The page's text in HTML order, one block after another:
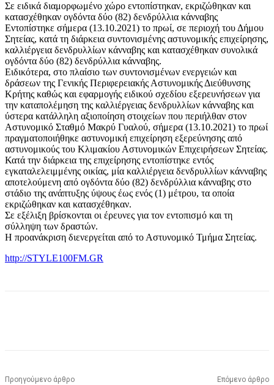
Σε ειδικά διαμορφωμένο χώρο εντοπίστηκαν, εκριζώθηκαν και
κατασχέθηκαν ογδόντα δύο (82) δενδρύλλια κάνναβης
Εντοπίστηκε σήμερα (13.10.2021) το πρωί, σε περιοχή του Δήμου
Σητείας, κατά τη διάρκεια συντονισμένης αστυνομικής επιχείρησης,
καλλιέργεια δενδρυλλίων κάνναβης και κατασχέθηκαν συνολικά
ογδόντα δύο (82) δενδρύλλια κάνναβης.
Ειδικότερα, στο πλαίσιο των συντονισμένων ενεργειών και
δράσεων της Γενικής Περιφερειακής Αστυνομικής Διεύθυνσης
Κρήτης καθώς και εφαρμογής ειδικού σχεδίου εξερευνήσεων για
την καταπολέμηση της καλλιέργειας δενδρυλλίων κάνναβης και
ύστερα κατάλληλη αξιοποίηση στοιχείων που περιήλθαν στον
Αστυνομικό Σταθμό Μακρύ Γυαλού, σήμερα (13.10.2021) το πρωί
πραγματοποιήθηκε αστυνομική επιχείρηση εξερεύνησης από
αστυνομικούς του Κλιμακίου Αστυνομικών Επιχειρήσεων Σητείας.
Κατά την διάρκεια της επιχείρησης εντοπίστηκε εντός
εγκαταλελειμμένης οικίας, μία καλλιέργεια δενδρυλλίων κάνναβης
αποτελούμενη από ογδόντα δύο (82) δενδρύλλια κάνναβης στο
στάδιο της ανάπτυξης ύψους έως ενός (1) μέτρου, τα οποία
εκριζώθηκαν και κατασχέθηκαν.
Σε εξέλιξη βρίσκονται οι έρευνες για τον εντοπισμό και τη
σύλληψη των δραστών.
Η προανάκριση διενεργείται από το Αστυνομικό Τμήμα Σητείας.
http://STYLE100FM.GR
Προηγούμενο άρθρο Επόμενο άρθρο